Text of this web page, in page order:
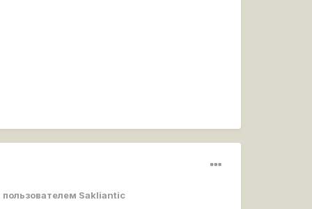
пользователем Sakliantic